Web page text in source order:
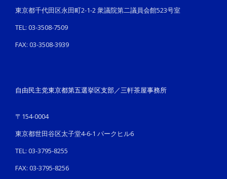
東京都千代田区永田町2-1-2 衆議院第二議員会館523号室
TEL: 03-3508-7509
FAX: 03-3508-3939
自由民主党東京都第五選挙区支部／三軒茶屋事務所
〒154-0004
東京都世田谷区太子堂4-6-1 パークヒル6
TEL: 03-3795-8255
FAX: 03-3795-8256